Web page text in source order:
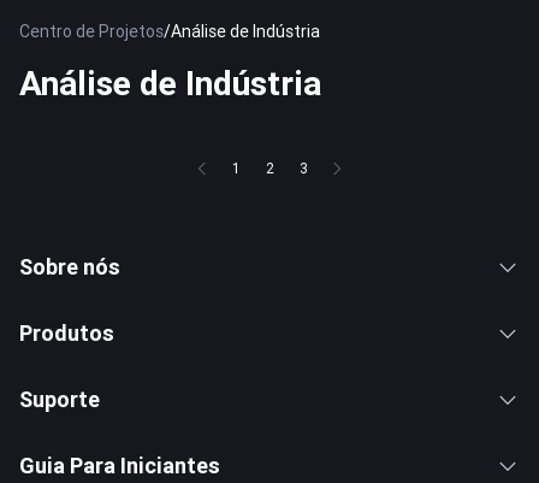
Centro de Projetos/Análise de Indústria
Análise de Indústria
1 2 3
Sobre nós
Produtos
Suporte
Guia Para Iniciantes